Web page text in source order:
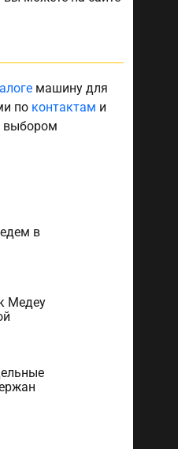
машину для
по контактам и
выбором
в
Медеу